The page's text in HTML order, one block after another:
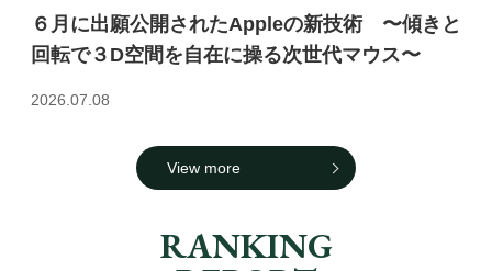
６月に出願公開されたAppleの新技術 〜傾きと
回転で３D空間を自在に操る次世代マウス〜
2026.07.08
View more
RANKING